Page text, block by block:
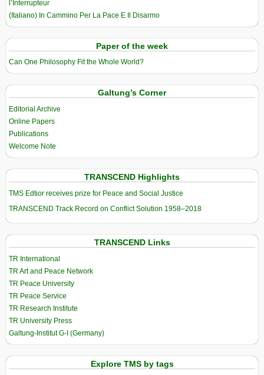
l’Interrupteur
(Italiano) In Cammino Per La Pace E Il Disarmo
Paper of the week
Can One Philosophy Fit the Whole World?
Galtung’s Corner
Editorial Archive
Online Papers
Publications
Welcome Note
TRANSCEND Highlights
TMS Edtior receives prize for Peace and Social Justice
TRANSCEND Track Record on Conflict Solution 1958–2018
TRANSCEND Links
TR International
TR Art and Peace Network
TR Peace University
TR Peace Service
TR Research Institute
TR University Press
Galtung-Institut G-I (Germany)
Explore TMS by tags